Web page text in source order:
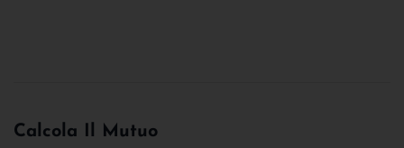
Calcola Il Mutuo